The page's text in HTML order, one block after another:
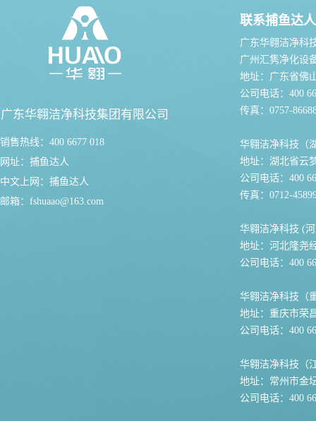
广东华翱洁净科技集团有限公司
销售热线：400 6677 018
网址： 捕鱼达人
中文上网： 捕鱼达人
邮箱： fshuaao@163.com
联系捕鱼达人
广东华翱洁净科
广州汇隽净化设
地址：广东省佛
公司电话：400
传真：0757-
华翱洁净科技（
地址：湖北省云
公司电话：400
传真：0712-
华翱洁净科技 (
地址：河北隆尧
公司电话：400
华翱洁净科技（
地址：重庆市荣
公司电话：400
华翱洁净科技（
地址：常州市金
公司电话：400